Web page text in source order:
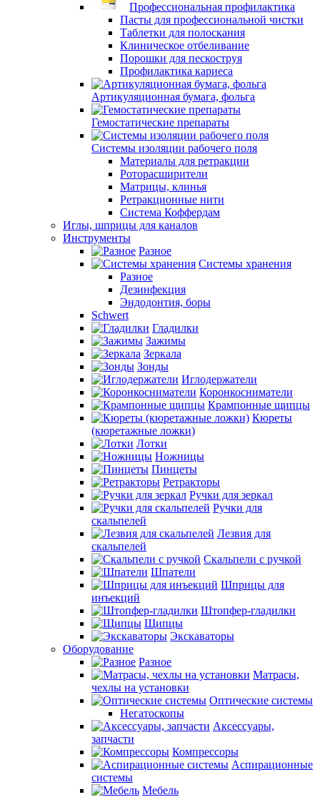
Профессиональная профилактика
Пасты для профессиональной чистки
Таблетки для полоскания
Клиническое отбеливание
Порошки для пескоструя
Профилактика кариеса
Артикуляционная бумага, фольга
Гемостатические препараты
Системы изоляции рабочего поля
Материалы для ретракции
Роторасширители
Матрицы, клинья
Ретракционные нити
Система Коффердам
Иглы, шприцы для каналов
Инструменты
Разное
Системы хранения
Разное
Дезинфекция
Эндодонтия, боры
Schwert
Гладилки
Зажимы
Зеркала
Зонды
Иглодержатели
Коронкосниматели
Крампонные щипцы
Кюреты
(кюретажные ложки)
Лотки
Ножницы
Пинцеты
Ретракторы
Ручки для зеркал
Ручки для
скальпелей
Лезвия для
скальпелей
Скальпели с ручкой
Шпатели
Шприцы для
инъекций
Штопфер-гладилки
Щипцы
Экскаваторы
Оборудование
Разное
Матрасы,
чехлы на установки
Оптические системы
Негатоскопы
Аксессуары,
запчасти
Компрессоры
Аспирационные
системы
Мебель